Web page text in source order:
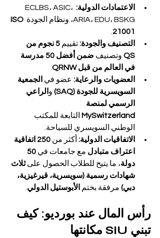
الاعتمادات الدولية: ECLBS، ASIC،
ARIA، EDU، BSKG، ونظام الجودة
ISO
21001
التصنيف والجودة: تقييم
5 نجوم من
QS وتصنيف
ضمن أفضل 50 مدرسة
في العالم من قبل QRNW
العضويات والرعاية: عضو في الجمعية
السويسرية للجودة (SAQ)
و الراعي
الرسمي لمنصة
MySwitzerland التابعة للمكتب
الوطني السويسري للسياحة.
الاتفاقيات الدولية: أكثر من
250 اتفاقية
اعتراف متبادل مع جامعات في
دولة، ما يتيح للطلاب الحصول على ثلاث
شهادات رسمية (سويسرية، قيرغيزية،
دبي) مرفقة بختم الأبوستيل الدولي
رأس المال عند بورديو: كيف
تبني SIU مكانتها